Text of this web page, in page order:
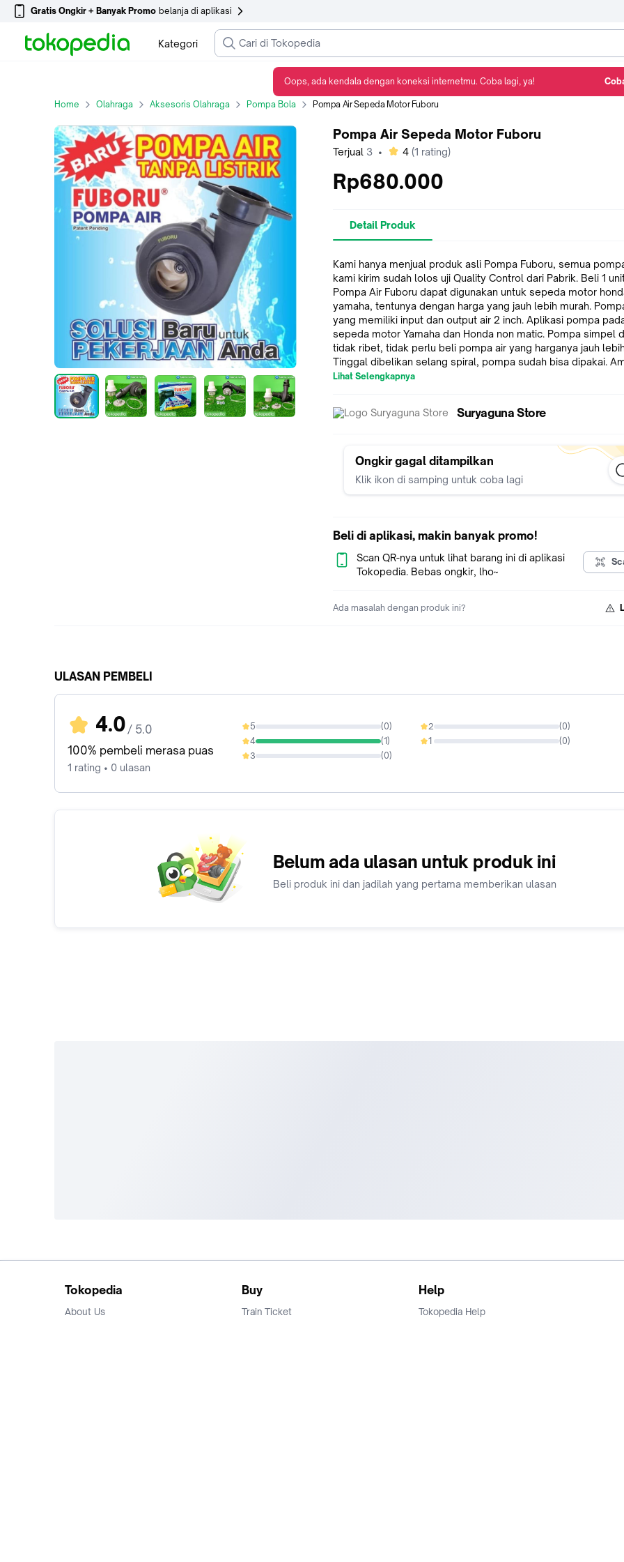
Gratis Ongkir + Banyak Promo belanja di aplikasi
Kategori
Home Olahraga Aksesoris Olahraga Pompa Bola Pompa Air Sepeda Motor Fuboru
Pompa Air Sepeda Motor Fuboru
Terjual 3 • bintang
4 (1 rating)
Rp680.000
Detail Produk
Kami hanya menjual produk asli Pompa Fuboru, semua
kami kirim sudah lolos uji Quality Control dari Pabrik. Beli 1 unit
Pompa Air Fuboru dapat digunakan untuk sepeda motor
yamaha, tentunya dengan harga yang jauh lebih murah. Pompa air
yang memiliki input dan output air 2 inch. Aplikasi pompa
sepeda motor Yamaha dan Honda non matic. Pompa simpel
tidak ribet, tidak perlu beli pompa air yang harganya jauh
Tinggal dibelikan selang spiral, pompa sudah bisa dipakai.
pada mesin sepeda motor karena sudah dilengkapi selang air
8 meter,untuk daya outputnya bisa lebih dari 100 meter pada
Lihat Selengkapnya
Suryaguna Store
Ongkir gagal ditampilkan
Klik ikon di samping untuk coba lagi
Beli di aplikasi, makin banyak promo!
Scan QR-nya untuk lihat barang ini di aplikasi
Tokopedia. Bebas ongkir, lho~
Ada masalah dengan produk ini?
ULASAN PEMBELI
4.0 / 5.0
100% pembeli merasa puas
1 rating • 0 ulasan
5 (0)
0%
4 (1)
100%
3 (0)
0%
2 (0)
0%
1 (0)
0%
Belum ada ulasan untuk produk ini
Beli produk ini dan jadilah yang pertama memberikan ulasan
Tokopedia
About Us
Buy
Train Ticket
Help
Tokopedia Help
Oops, ada kendala dengan koneksi internetmu. Coba lagi, ya!